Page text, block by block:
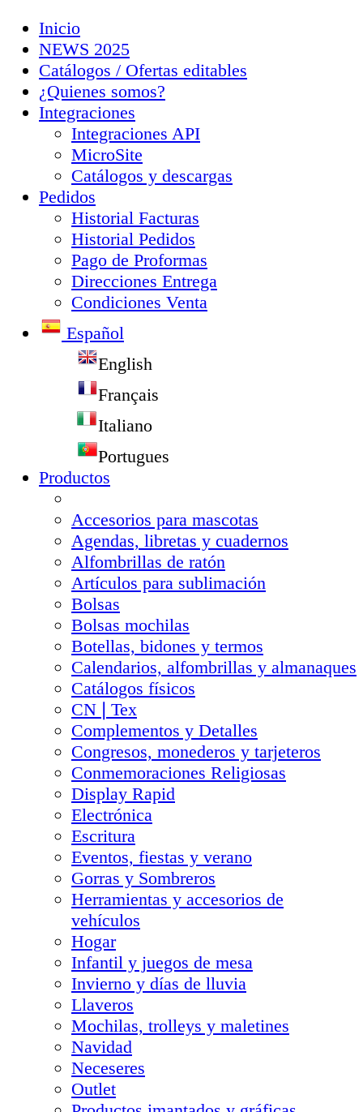
Inicio
NEWS 2025
Catálogos / Ofertas editables
¿Quienes somos?
Integraciones
Integraciones API
MicroSite
Catálogos y descargas
Pedidos
Historial Facturas
Historial Pedidos
Pago de Proformas
Direcciones Entrega
Condiciones Venta
Español
English
Français
Italiano
Portugues
Productos
Accesorios para mascotas
Agendas, libretas y cuadernos
Alfombrillas de ratón
Artículos para sublimación
Bolsas
Bolsas mochilas
Botellas, bidones y termos
Calendarios, alfombrillas y almanaques
Catálogos físicos
CN❘Tex
Complementos y Detalles
Congresos, monederos y tarjeteros
Conmemoraciones Religiosas
Display Rapid
Electrónica
Escritura
Eventos, fiestas y verano
Gorras y Sombreros
Herramientas y accesorios de
vehículos
Hogar
Infantil y juegos de mesa
Invierno y días de lluvia
Llaveros
Mochilas, trolleys y maletines
Navidad
Neceseres
Outlet